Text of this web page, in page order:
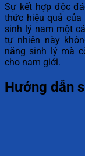
Sự kết hợp độc
thức hiệu quả của
sinh lý nam một
tự nhiên này
năng sinh lý mà
cho nam giới.
Hướng dẫn